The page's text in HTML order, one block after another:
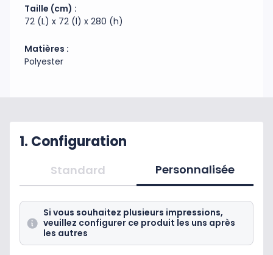
Taille (cm) :
72 (L) x 72 (l) x 280 (h)
Matières :
Polyester
1. Configuration
Standard Personnalisée
Si vous souhaitez plusieurs impressions,
veuillez configurer ce produit les uns après
les autres